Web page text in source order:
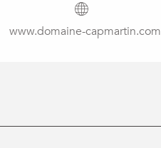
www.domaine-capmartin.com